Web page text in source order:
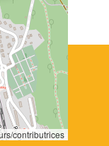
contributrices